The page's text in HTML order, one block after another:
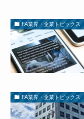
FA業界・企業トピックス
FA業界・企業トピックス